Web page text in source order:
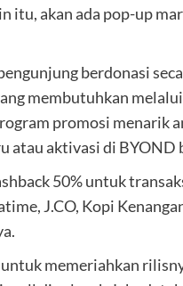
itu, akan ada pop-up
berdonasi
membutuhkan
promosi menarik
atau aktivasi di BYOND
50% untuk
J.CO, Kopi
untuk memeriahkan